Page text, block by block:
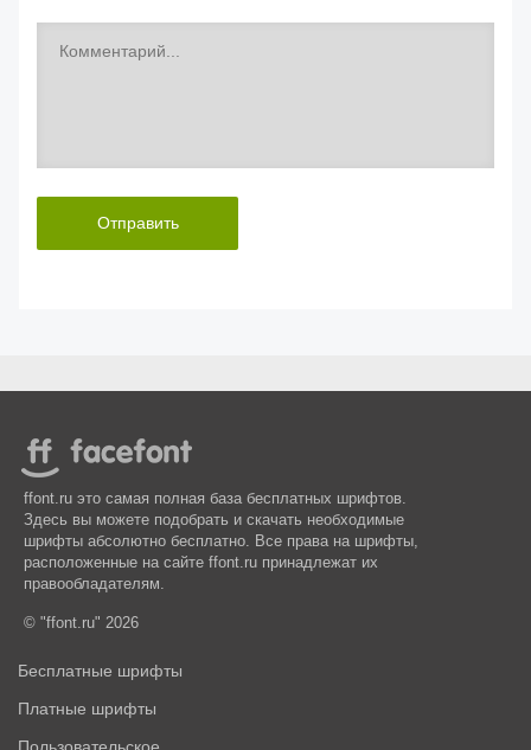
Отправить
ffont.ru это самая полная база бесплатных шрифтов.
Здесь вы можете подобрать и скачать необходимые
шрифты абсолютно бесплатно. Все права на шрифты,
расположенные на сайте ffont.ru принадлежат их
правообладателям.
© "ffont.ru" 2026
Бесплатные шрифты
Платные шрифты